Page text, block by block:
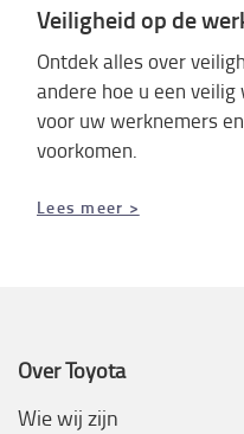
Veiligheid op de
Ontdek alles over
andere hoe u een
voor uw werknemers
voorkomen.
Lees meer >
Over Toyota
Wie wij zijn